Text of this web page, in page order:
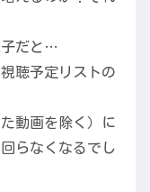
子だと…
視聴予定リストの
動画を除く）に
らなくなるでし